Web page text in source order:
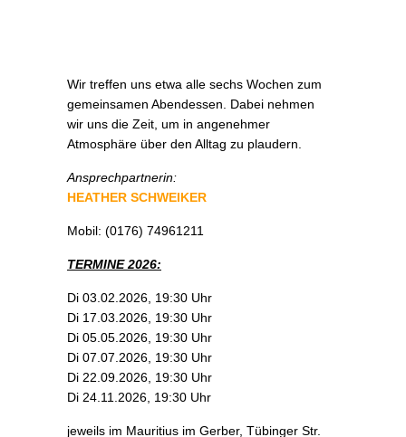
Wir treffen uns etwa alle sechs Wochen zum
gemeinsamen Abendessen. Dabei nehmen
wir uns die Zeit, um in angenehmer
Atmosphäre über den Alltag zu plaudern.
Ansprechpartnerin:
HEATHER SCHWEIKER
Mobil: (0176) 74961211
TERMINE 2026:
Di 03.02.2026, 19:30 Uhr
Di 17.03.2026, 19:30 Uhr
Di 05.05.2026, 19:30 Uhr
Di 07.07.2026, 19:30 Uhr
Di 22.09.2026, 19:30 Uhr
Di 24.11.2026, 19:30 Uhr
jeweils im Mauritius im Gerber, Tübinger Str.